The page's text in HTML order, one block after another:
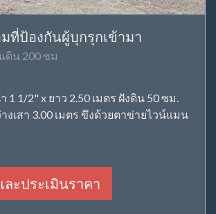
มที่ป้องกันผู้บุกรุกเข้ามา
ดิน 200 ซม
1 1/2" x ยาว 2.50 เมตร ฝังดิน 50 ซม.
งเสา 3.00 เมตร ขึงด้วยตาข่ายไวน์แมน
ะประเมินราคา